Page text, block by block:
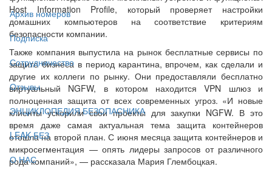
Архив номеров
Подписка
Сотрудничество
Отзывы
ЭНЦИКЛОПЕДИЯ БЕЗОПАСНИКА
LEAK-БЕЗ
О НАС
Host Information Profile, который проверяет настройки
домашних компьютеров на соответствие критериям
безопасности компании.
Также компания выпустила на рынок бесплатные сервисы по
защите бизнеса в период карантина, впрочем, как сделали и
другие их коллеги по рынку. Они предоставляли бесплатно
виртуальный NGFW, в котором находится VPN шлюз и
полноценная защита от всех современных угроз. «И новые
клиенты ускорили свои проекты для закупки NGFW. В это
время даже самая актуальная тема защита контейнеров
отошла на второй план. С июня месяца защита контейнеров и
микросегментация — опять лидеры запросов от различного
рода компаний», — рассказала Мария Глембоцкая.